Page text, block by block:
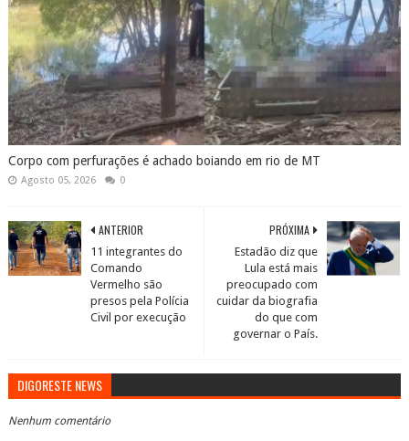
Corpo com perfurações é achado boiando em rio de MT
Agosto 05, 2026 0
PRÓXIMA
Estadão diz que
Lula está mais
preocupado com
cuidar da biografia
do que com
governar o País.
ANTERIOR
11 integrantes do
Comando
Vermelho são
presos pela Polícia
Civil por execução
DIGORESTE NEWS
Nenhum comentário